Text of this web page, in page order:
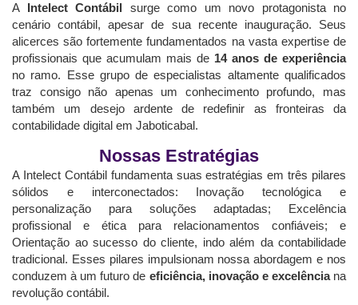
A Intelect Contábil surge como um novo protagonista no
cenário contábil, apesar de sua recente inauguração. Seus
alicerces são fortemente fundamentados na vasta expertise de
profissionais que acumulam mais de 14 anos de experiência
no ramo. Esse grupo de especialistas altamente qualificados
traz consigo não apenas um conhecimento profundo, mas
também um desejo ardente de redefinir as fronteiras da
contabilidade digital em Jaboticabal.
Nossas Estratégias
A Intelect Contábil fundamenta suas estratégias em três pilares
sólidos e interconectados: Inovação tecnológica e
personalização para soluções adaptadas; Excelência
profissional e ética para relacionamentos confiáveis; e
Orientação ao sucesso do cliente, indo além da contabilidade
tradicional. Esses pilares impulsionam nossa abordagem e nos
conduzem à um futuro de eficiência, inovação e excelênciana
revolução contábil.